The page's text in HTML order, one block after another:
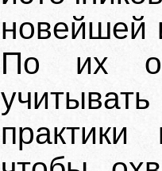
новейшей
По их